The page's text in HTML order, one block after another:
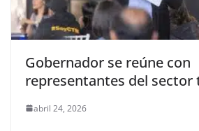
Gobernador se reúne con
representantes del
abril 24, 2026